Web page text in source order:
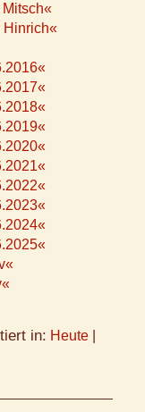
Hinrich«
in: Heute